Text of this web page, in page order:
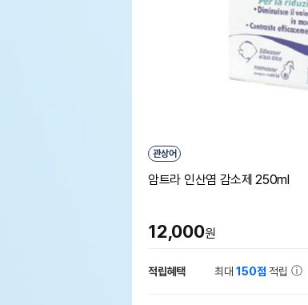
관상어
암트라 인산염 감소제 250ml
12,000원
적립혜택 최대150점 적립